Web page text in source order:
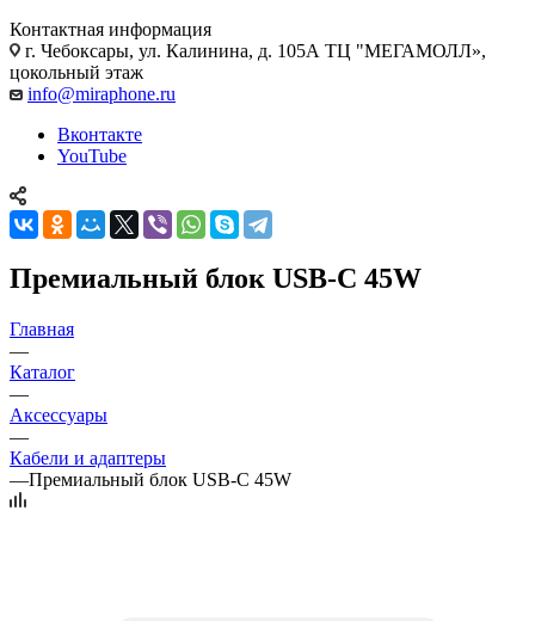
Контактная информация
г. Чебоксары, ул. Калинина, д. 105А ТЦ "МЕГАМОЛЛ»,
цокольный этаж
info@miraphone.ru
Вконтакте
YouTube
Премиальный блок USB-C 45W
Главная
—
Каталог
—
Аксессуары
—
Кабели и адаптеры
—Премиальный блок USB-C 45W